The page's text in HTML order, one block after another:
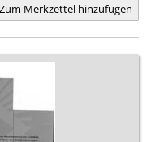
Zum Merkzettel hinzufügen